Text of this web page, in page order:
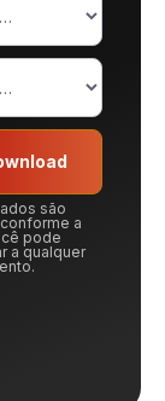
são
a
pode
a qualquer